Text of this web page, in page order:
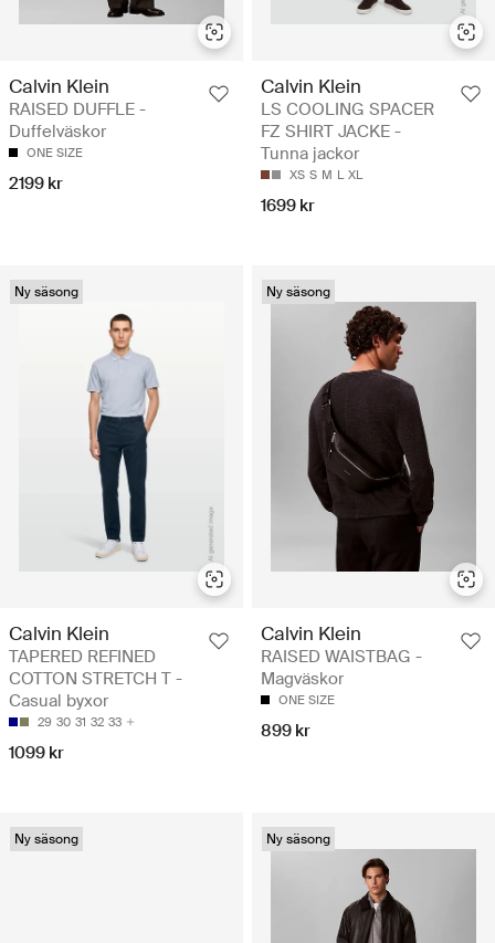
Calvin Klein
RAISED DUFFLE -
Duffelväskor
ONE SIZE
2199 kr
Calvin Klein
LS COOLING SPACER
FZ SHIRT JACKE -
Tunna jackor
XS S M L XL
1699 kr
Ny säsong
Calvin Klein
TAPERED REFINED
COTTON STRETCH T -
Casual byxor
29 30 31 32 33
1099 kr
Ny säsong
Calvin Klein
RAISED WAISTBAG -
Magväskor
ONE SIZE
899 kr
Ny säsong Ny säsong